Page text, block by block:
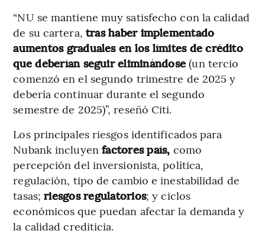
“NU se mantiene muy satisfecho con la calidad
de su cartera, tras haber implementado
aumentos graduales en los límites de crédito
que deberían seguir eliminándose(un tercio
comenzó en el segundo trimestre de 2025 y
debería continuar durante el segundo
semestre de 2025)”, reseñó Citi.
Los principales riesgos identificados para
Nubank incluyen factores país, como
percepción del inversionista, política,
regulación, tipo de cambio e inestabilidad de
tasas; riesgos regulatorios; y ciclos
económicos que puedan afectar la demanda y
la calidad crediticia.